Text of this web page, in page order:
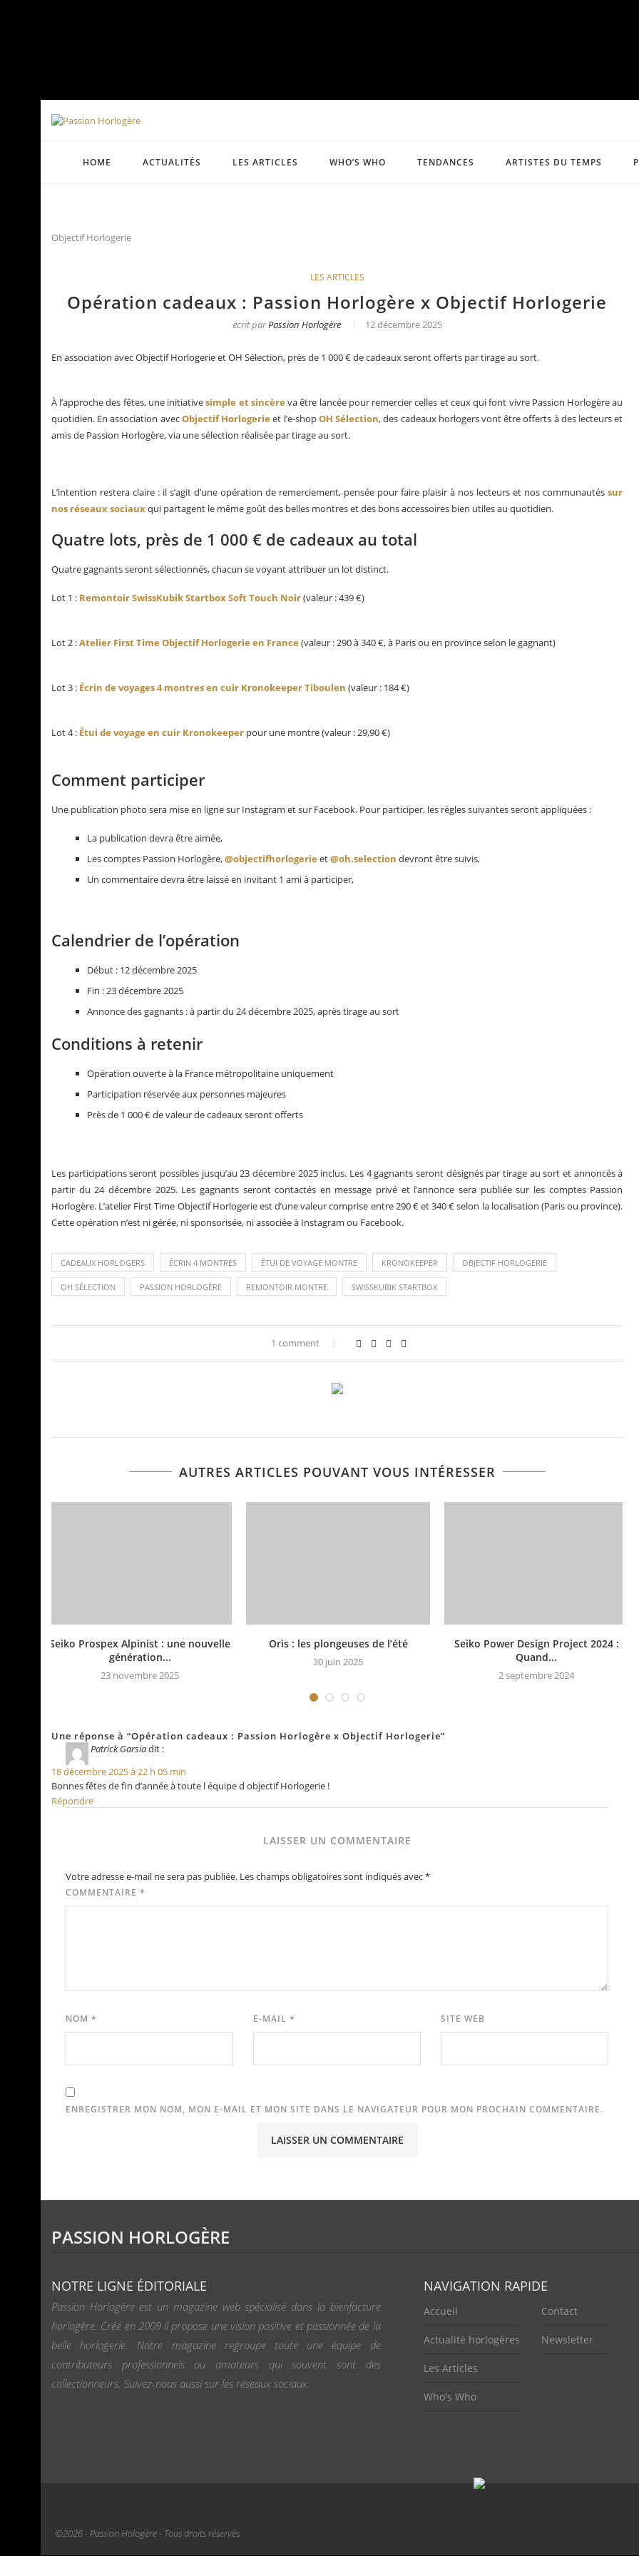
HOME ACTUALITÉS LES ARTICLES WHO’S WHO TENDANCES ARTISTES DU TEMPS
Objectif Horlogerie
LES ARTICLES
Opération cadeaux : Passion Horlogère x Objectif Horlogerie
écrit parPassion Horlogère 12 décembre 2025
En association avec Objectif Horlogerie et OH Sélection, près de 1 000 € de cadeaux seront offerts par tirage au sort.
À l’approche des fêtes, une initiativesimple et sincère va être lancée pour remercier celles et ceux qui font vivre Passion Horlogère au
quotidien. En association avecObjectif Horlogerie et l’e-shopOH Sélection, des cadeaux horlogers vont être offerts à des lecteurs et
amis de Passion Horlogère, via une sélection réalisée par tirage au sort.
L’intention restera claire : il s’agit d’une opération de remerciement, pensée pour faire plaisir à nos lecteurs et nos communautéssur
nos réseaux sociauxqui partagent le même goût des belles montres et des bons accessoires bien utiles au quotidien.
Quatre lots, près de 1 000 € de cadeaux au total
Quatre gagnants seront sélectionnés, chacun se voyant attribuer un lot distinct.
Lot 1 : Remontoir SwissKubik Startbox Soft Touch Noir(valeur : 439 €)
Lot 2 :Atelier First Time Objectif Horlogerie en France (valeur : 290 à 340 €, à Paris ou en province selon le gagnant)
Lot 3 : Écrin de voyages 4 montres en cuir Kronokeeper Tiboulen (valeur : 184 €)
Lot 4 : Étui de voyage en cuir Kronokeeper pour une montre (valeur : 29,90 €)
Comment participer
Une publication photo sera mise en ligne sur Instagram et sur Facebook. Pour participer, les règles suivantes seront appliquées :
La publication devra être aimée,
Les comptes Passion Horlogère,@objectifhorlogerie et@oh.selection devront être suivis,
Un commentaire devra être laissé en invitant 1 ami à participer,
Calendrier de l’opération
Début : 12 décembre 2025
Fin : 23 décembre 2025
Annonce des gagnants : à partir du 24 décembre 2025, après tirage au sort
Conditions à retenir
Opération ouverte à la France métropolitaine uniquement
Participation réservée aux personnes majeures
Près de 1 000 € de valeur de cadeaux seront offerts
Les participations seront possibles jusqu’au 23 décembre 2025 inclus. Les 4 gagnants seront désignés par tirage au sort et annoncés à
partir du 24 décembre 2025. Les gagnants seront contactés en message privé et l’annonce sera publiée sur les comptes Passion
Horlogère. L’atelier First Time Objectif Horlogerie est d’une valeur comprise entre 290 € et 340 € selon la localisation (Paris ou province).
Cette opération n’est ni gérée, ni sponsorisée, ni associée à Instagram ou Facebook.
CADEAUX HORLOGERS ÉCRIN 4 MONTRES ÉTUI DE VOYAGE MONTRE KRONOKEEPER OBJECTIF HORLOGERIE
OH SÉLECTION PASSION HORLOGÈRE REMONTOIR MONTRE SWISSKUBIK STARTBOX
1 comment
AUTRES ARTICLES POUVANT VOUS INTÉRESSER
Seiko Prospex Alpinist : une nouvelle
génération...
23 novembre 2025
Oris : les plongeuses de l’été
30 juin 2025
Seiko Power Design Project 2024 :
Quand...
2 septembre 2024
Une réponse à “Opération cadeaux : Passion Horlogère x Objectif Horlogerie”
Patrick Garsiadit :
18 décembre 2025 à 22 h 05 min
Bonnes fêtes de fin d’année à toute l équipe d objectif Horlogerie !
Répondre
LAISSER UN COMMENTAIRE
Votre adresse e-mail ne sera pas publiée. Les champs obligatoires sont indiqués avec*
COMMENTAIRE *
NOM * E-MAIL* SITE WEB
ENREGISTRER MON NOM, MON E-MAIL ET MON SITE DANS LE NAVIGATEUR POUR MON PROCHAIN COMMENTAIRE.
de Grégory Pons
PASSION HORLOGÈRE
NOTRE LIGNE ÉDITORIALE
Passion Horlogère est un magazine web spécialisé dans la bienfacture
horlogère. Créé en 2009 il propose une vision positive et passionnée de la
belle horlogerie. Notre magazine regroupe toute une équipe de
contributeurs professionnels ou amateurs qui souvent sont des
collectionneurs. Suivez-nous aussi sur les réseaux sociaux.
NAVIGATION RAPIDE
Accueil
Actualité horlogères
Les Articles
Who's Who
Contact
Newsletter
©2026 - Passion Hologère - Tous droits réservés